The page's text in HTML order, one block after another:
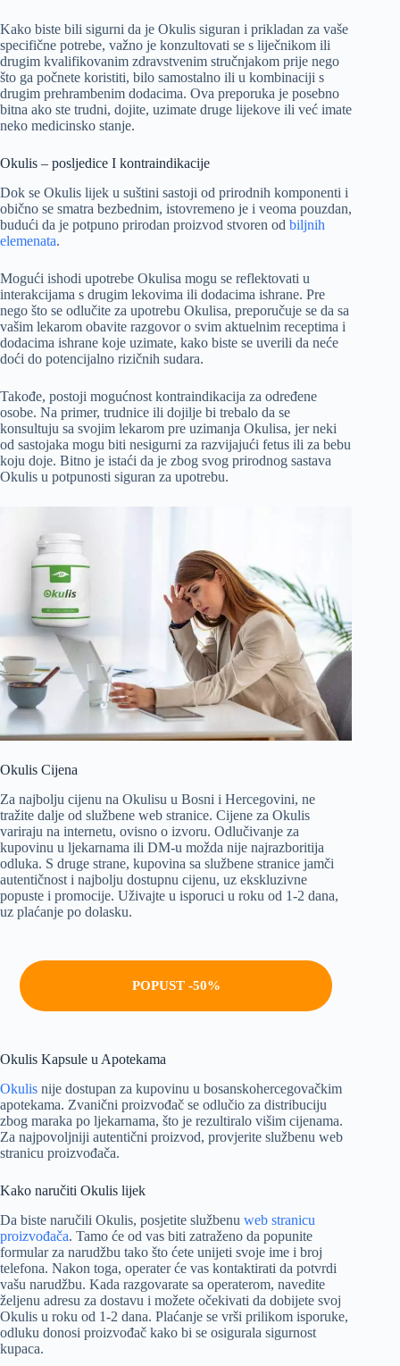
Kako biste bili sigurni da je Okulis siguran i prikladan za vaše
specifične potrebe, važno je konzultovati se s liječnikom ili
drugim kvalifikovanim zdravstvenim stručnjakom prije nego
što ga počnete koristiti, bilo samostalno ili u kombinaciji s
drugim prehrambenim dodacima. Ova preporuka je posebno
bitna ako ste trudni, dojite, uzimate druge lijekove ili već imate
neko medicinsko stanje.
Okulis – posljedice I kontraindikacije
Dok se Okulis lijek u suštini sastoji od prirodnih komponenti i
obično se smatra bezbednim, istovremeno je i veoma pouzdan,
budući da je potpuno prirodan proizvod stvoren od biljnih
elemenata.
Mogući ishodi upotrebe Okulisa mogu se reflektovati u
interakcijama s drugim lekovima ili dodacima ishrane. Pre
nego što se odlučite za upotrebu Okulisa, preporučuje se da sa
vašim lekarom obavite razgovor o svim aktuelnim receptima i
dodacima ishrane koje uzimate, kako biste se uverili da neće
doći do potencijalno rizičnih sudara.
Takođe, postoji mogućnost kontraindikacija za određene
osobe. Na primer, trudnice ili dojilje bi trebalo da se
konsultuju sa svojim lekarom pre uzimanja Okulisa, jer neki
od sastojaka mogu biti nesigurni za razvijajući fetus ili za bebu
koju doje. Bitno je istaći da je zbog svog prirodnog sastava
Okulis u potpunosti siguran za upotrebu.
Okulis Cijena
Za najbolju cijenu na Okulisu u Bosni i Hercegovini, ne
tražite dalje od službene web stranice. Cijene za Okulis
variraju na internetu, ovisno o izvoru. Odlučivanje za
kupovinu u ljekarnama ili DM-u možda nije najrazboritija
odluka. S druge strane, kupovina sa službene stranice jamči
autentičnost i najbolju dostupnu cijenu, uz ekskluzivne
popuste i promocije. Uživajte u isporuci u roku od 1-2 dana,
uz plaćanje po dolasku.
POPUST -50%
Okulis Kapsule u Apotekama
Okulis nije dostupan za kupovinu u bosanskohercegovačkim
apotekama. Zvanični proizvođač se odlučio za distribuciju
zbog maraka po ljekarnama, što je rezultiralo višim cijenama.
Za najpovoljniji autentični proizvod, provjerite službenu web
stranicu proizvođača.
Kako naručiti Okulis lijek
Da biste naručili Okulis, posjetite službenu web stranicu
proizvođača. Tamo će od vas biti zatraženo da popunite
formular za narudžbu tako što ćete unijeti svoje ime i broj
telefona. Nakon toga, operater će vas kontaktirati da potvrdi
vašu narudžbu. Kada razgovarate sa operaterom, navedite
željenu adresu za dostavu i možete očekivati da dobijete svoj
Okulis u roku od 1-2 dana. Plaćanje se vrši prilikom isporuke,
odluku donosi proizvođač kako bi se osigurala sigurnost
kupaca.